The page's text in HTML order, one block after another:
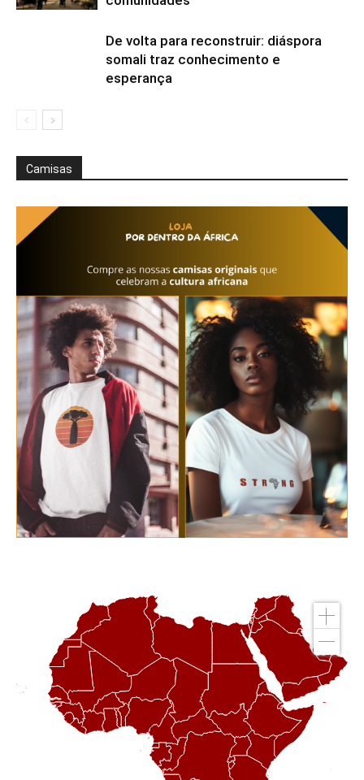
De volta para reconstruir: diáspora
somali traz conhecimento e
esperança
Camisas